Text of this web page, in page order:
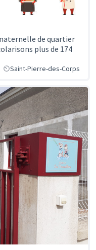
de quartier
plus de 174
Saint-Pierre-des-Corps